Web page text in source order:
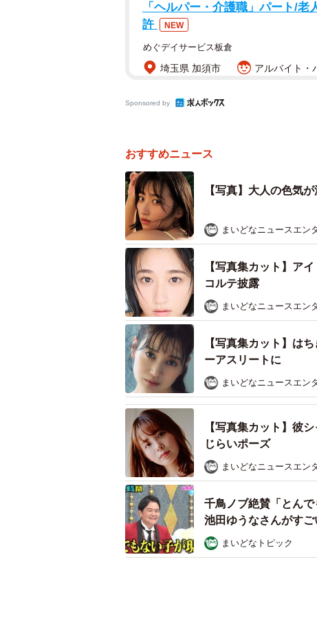
「ヘルパー・介護職」パート/
許
NEW
めぐデイサービス板倉
埼玉県 加須市 アルバイト・
Sponsored by
おすすめニュース
【写真】大人の色気
まいどなニュースエン
【写真集カット】ア
コルテ披露
まいどなニュースエン
【写真集カット】は
ーアスリートに
まいどなニュースエン
【写真集カット】彼
じらいポーズ
まいどなニュースエン
千鳥ノブ絶賛「とん
池田ゆうなさんがすご
まいどなトピック